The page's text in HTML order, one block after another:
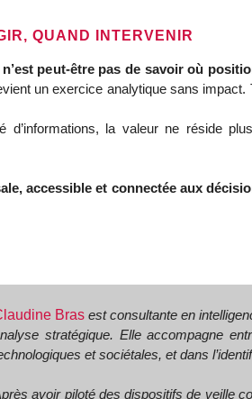
QUAND INTERVENIR
peut‑être pas de savoir où
un exercice analytique sans
d’informations, la valeur ne réside
accessible et connectée aux
Bras est consultante en
stratégique. Elle accompagne
et sociétales, et dans
avoir piloté des dispositifs de veille